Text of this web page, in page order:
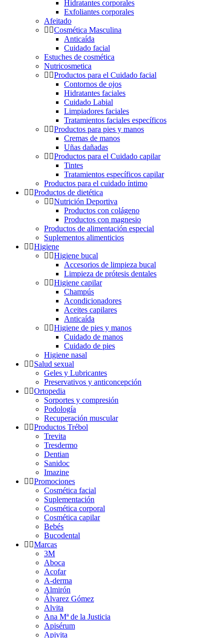
Hidratantes corporales
Exfoliantes corporales
Afeitado
Cosmética Masculina
Anticaída
Cuidado facial
Estuches de cosmética
Nutricosmetica
Productos para el Cuidado facial
Contornos de ojos
Hidratantes faciales
Cuidado Labial
Limpiadores faciales
Tratamientos faciales específicos
Productos para pies y manos
Cremas de manos
Uñas dañadas
Productos para el Cuidado capilar
Tintes
Tratamientos específicos capilar
Productos para el cuidado íntimo
Productos de dietética
Nutrición Deportiva
Productos con colágeno
Productos con magnesio
Productos de alimentación especial
Suplementos alimenticios
Higiene
Higiene bucal
Accesorios de limpieza bucal
Limpieza de prótesis dentales
Higiene capilar
Champús
Acondicionadores
Aceites capilares
Anticaída
Higiene de pies y manos
Cuidado de manos
Cuidado de pies
Higiene nasal
Salud sexual
Geles y Lubricantes
Preservativos y anticoncepción
Ortopedia
Sorportes y compresión
Podología
Recuperación muscular
Productos Trébol
Trevita
Tresdermo
Dentian
Sanidoc
Imazine
Promociones
Cosmética facial
Suplementación
Cosmética corporal
Cosmética capilar
Bebés
Bucodental
Marcas
3M
Aboca
Acofar
A-derma
Almirón
Álvarez Gómez
Alvita
Ana Mª de la Justicia
Apisérum
Apivita